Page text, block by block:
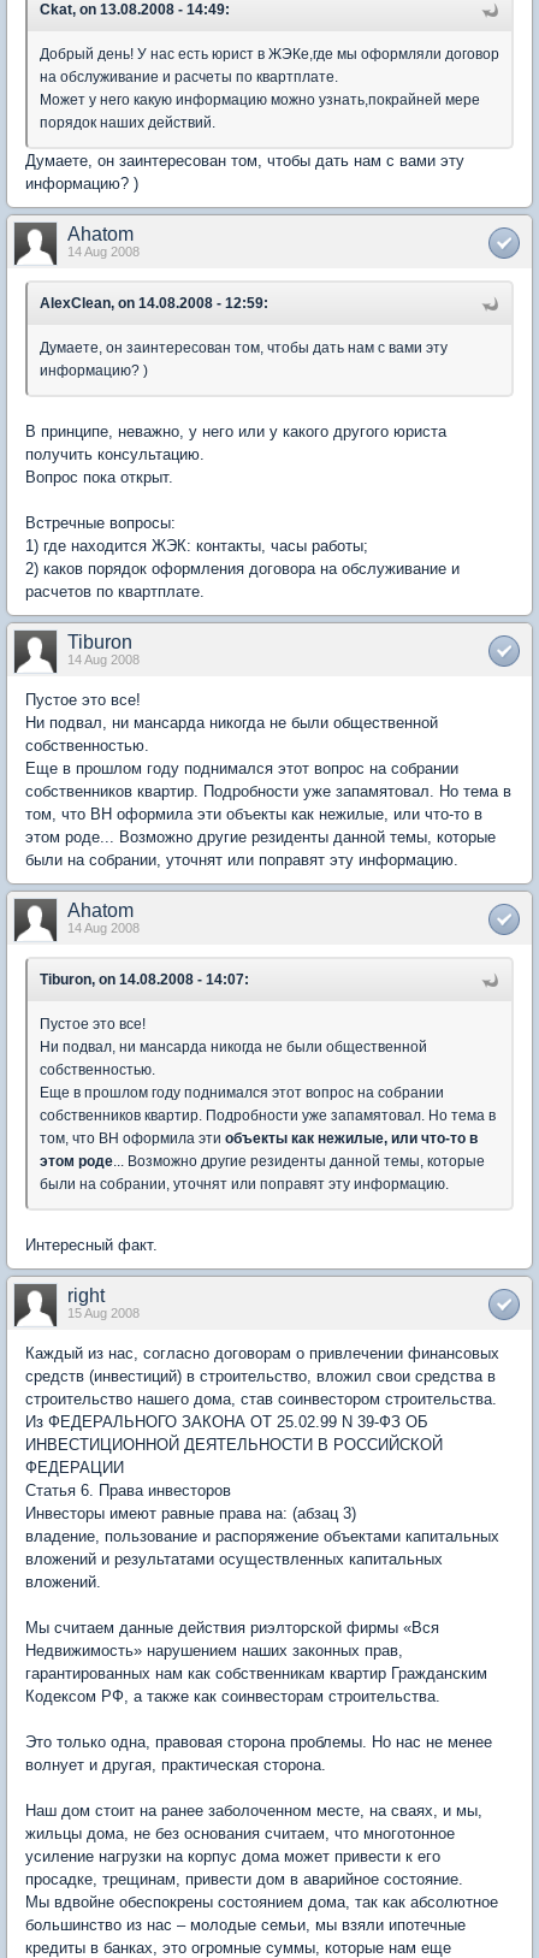
Ckat, on 13.08.2008 - 14:49:
Добрый день! У нас есть юрист в ЖЭКе,где мы оформляли договор
на обслуживание и расчеты по квартплате.
Может у него какую информацию можно узнать,покрайней мере
порядок наших действий.
Думаете, он заинтересован том, чтобы дать нам с вами эту
информацию? )
Ahatom
14 Aug 2008
AlexClean, on 14.08.2008 - 12:59:
Думаете, он заинтересован том, чтобы дать нам с вами эту
информацию? )
В принципе, неважно, у него или у какого другого юриста
получить консультацию.
Вопрос пока открыт.
Встречные вопросы:
1) где находится ЖЭК: контакты, часы работы;
2) каков порядок оформления договора на обслуживание и
расчетов по квартплате.
Tiburon
14 Aug 2008
Пустое это все!
Ни подвал, ни мансарда никогда не были общественной
собственностью.
Еще в прошлом году поднимался этот вопрос на собрании
собственников квартир. Подробности уже запамятовал. Но тема в
том, что ВН оформила эти объекты как нежилые, или что-то в
этом роде... Возможно другие резиденты данной темы, которые
были на собрании, уточнят или поправят эту информацию.
Ahatom
14 Aug 2008
Tiburon, on 14.08.2008 - 14:07:
Пустое это все!
Ни подвал, ни мансарда никогда не были общественной
собственностью.
Еще в прошлом году поднимался этот вопрос на собрании
собственников квартир. Подробности уже запамятовал. Но тема в
том, что ВН оформила эти объекты как нежилые, или что-то в
этом роде... Возможно другие резиденты данной темы, которые
были на собрании, уточнят или поправят эту информацию.
Интересный факт.
right
15 Aug 2008
Каждый из нас, согласно договорам о привлечении финансовых
средств (инвестиций) в строительство, вложил свои средства в
строительство нашего дома, став соинвестором строительства.
Из ФЕДЕРАЛЬНОГО ЗАКОНА ОТ 25.02.99 N 39-ФЗ ОБ
ИНВЕСТИЦИОННОЙ ДЕЯТЕЛЬНОСТИ В РОССИЙСКОЙ
ФЕДЕРАЦИИ
Статья 6. Права инвесторов
Инвесторы имеют равные права на: (абзац 3)
владение, пользование и распоряжение объектами капитальных
вложений и результатами осуществленных капитальных
вложений.
Мы считаем данные действия риэлторской фирмы «Вся
Недвижимость» нарушением наших законных прав,
гарантированных нам как собственникам квартир Гражданским
Кодексом РФ, а также как соинвесторам строительства.
Это только одна, правовая сторона проблемы. Но нас не менее
волнует и другая, практическая сторона.
Наш дом стоит на ранее заболоченном месте, на сваях, и мы,
жильцы дома, не без основания считаем, что многотонное
усиление нагрузки на корпус дома может привести к его
просадке, трещинам, привести дом в аварийное состояние.
Мы вдвойне обеспокрены состоянием дома, так как абсолютное
большинство из нас – молодые семьи, мы взяли ипотечные
кредиты в банках, это огромные суммы, которые нам еще